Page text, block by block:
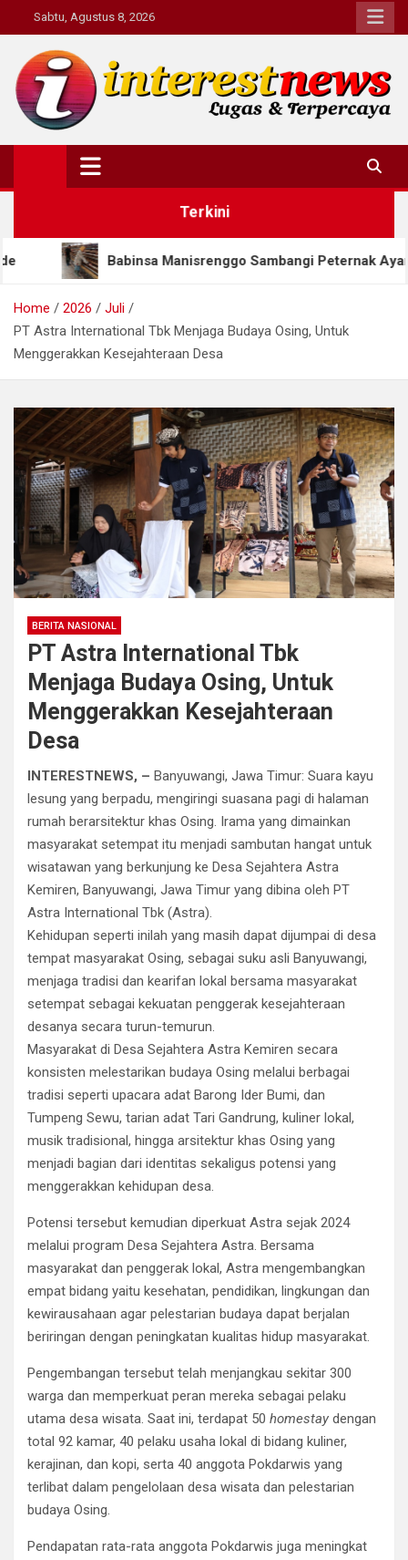
to
content
Sabtu, Agustus 8, 2026
Interestnews.or.id
Terkini
Manisrenggo Sambangi Peternak Ayam Petelur, Dorong
Home 2026
Juli
PT Astra International Tbk Menjaga Budaya Osing, Untuk
Menggerakkan Kesejahteraan Desa
BERITA NASIONAL
PT Astra International Tbk
Menjaga Budaya Osing, Untuk
Menggerakkan Kesejahteraan
Desa
INTERESTNEWS, – Banyuwangi, Jawa Timur: Suara kayu
lesung yang berpadu, mengiringi suasana pagi di halaman
rumah berarsitektur khas Osing. Irama yang dimainkan
masyarakat setempat itu menjadi sambutan hangat untuk
wisatawan yang berkunjung ke Desa Sejahtera Astra
Kemiren, Banyuwangi, Jawa Timur yang dibina oleh PT
Astra International Tbk (Astra).
Kehidupan seperti inilah yang masih dapat dijumpai di desa
tempat masyarakat Osing, sebagai suku asli Banyuwangi,
menjaga tradisi dan kearifan lokal bersama masyarakat
setempat sebagai kekuatan penggerak kesejahteraan
desanya secara turun-temurun.
Masyarakat di Desa Sejahtera Astra Kemiren secara
konsisten melestarikan budaya Osing melalui berbagai
tradisi seperti upacara adat Barong Ider Bumi, dan
Tumpeng Sewu, tarian adat Tari Gandrung, kuliner lokal,
musik tradisional, hingga arsitektur khas Osing yang
menjadi bagian dari identitas sekaligus potensi yang
menggerakkan kehidupan desa.
Potensi tersebut kemudian diperkuat Astra sejak 2024
melalui program Desa Sejahtera Astra. Bersama
masyarakat dan penggerak lokal, Astra mengembangkan
empat bidang yaitu kesehatan, pendidikan, lingkungan dan
kewirausahaan agar pelestarian budaya dapat berjalan
beriringan dengan peningkatan kualitas hidup masyarakat.
Pengembangan tersebut telah menjangkau sekitar 300
warga dan memperkuat peran mereka sebagai pelaku
utama desa wisata. Saat ini, terdapat 50 homestay dengan
total 92 kamar, 40 pelaku usaha lokal di bidang kuliner,
kerajinan, dan kopi, serta 40 anggota Pokdarwis yang
terlibat dalam pengelolaan desa wisata dan pelestarian
budaya Osing.
Pendapatan rata-rata anggota Pokdarwis juga meningkat